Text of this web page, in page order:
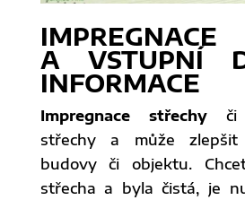
IMPREGNACE
A VSTUPNÍ
INFORMACE
Impregnace střechyči
střechy a může zlepšit
budovy či objektu.
střecha a byla čistá, je